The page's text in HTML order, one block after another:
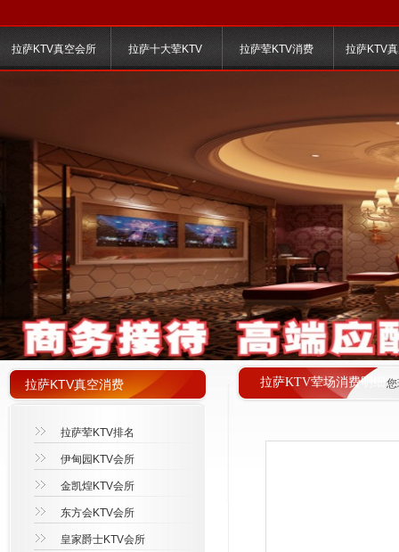
拉萨KTV真空会所 拉萨十大荤KTV 拉萨荤KTV消费 拉萨KTV
拉萨KTV荤场消费明细
拉萨KTV真空消费
拉萨荤KTV排名
伊甸园KTV会所
金凯煌KTV会所
东方会KTV会所
皇家爵士KTV会所